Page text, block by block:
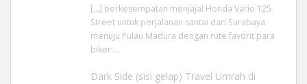
[…] berkesempatan menjajal Honda Vario 125
Street untuk perjalanan santai dari Surabaya
menuju Pulau Madura dengan rute favorit para
biker:…
Dark Side (sisi gelap) Travel Umrah di